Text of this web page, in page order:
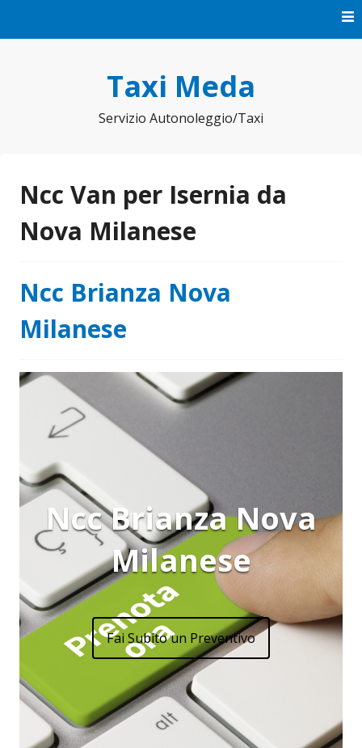
Taxi Meda
Servizio Autonoleggio/Taxi
Ncc Van per Isernia da
Nova Milanese
Ncc Brianza Nova
Milanese
Ncc Brianza Nova
Milanese
Fai Subito un Preventivo